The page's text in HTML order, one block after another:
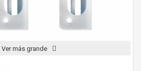
Ver más grande